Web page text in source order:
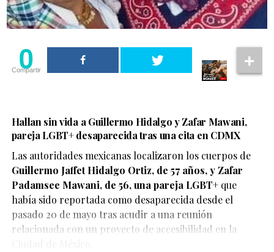
De acuerdo con el testimonio compartido por la pareja,
ambos se encontraban disfrutando de un momento de
afecto cuando fueron abordados por elementos de
seguridad, quienes les habrían advertido que debían
0
Compartir
Hallan sin vida a Guillermo Hidalgo y Zafar Mawani,
pareja LGBT+ desaparecida tras una cita en CDMX
Las autoridades mexicanas localizaron los cuerpos de
Guillermo Jaffet Hidalgo Ortiz, de 57 años, y Zafar
Padamsee Mawani, de 56, una pareja LGBT+que
había sido reportada como desaparecida desde el
pasado 20 de mayo tras acudir a una reunión
relacionada con un proyecto de accesibilidad en la